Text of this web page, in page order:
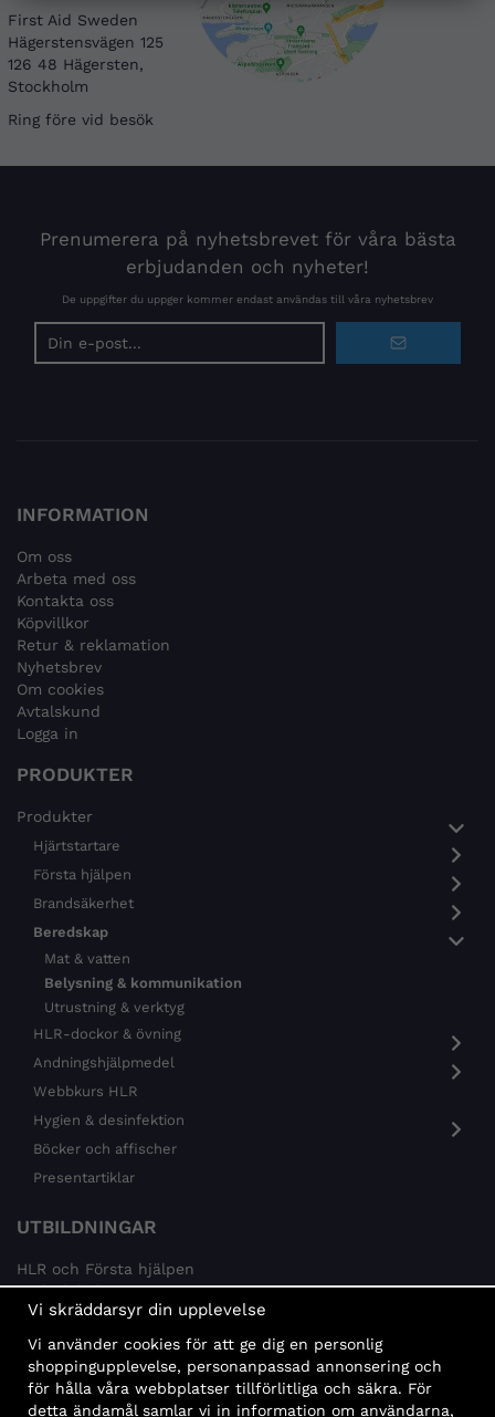
First Aid Sweden
Hägerstensvägen 125
126 48 Hägersten,
Stockholm
Ring före vid besök
Prenumerera på nyhetsbrevet för våra bästa
erbjudanden och nyheter!
De uppgifter du uppger kommer endast användas till våra nyhetsbrev
INFORMATION
Om oss
Arbeta med oss
Kontakta oss
Köpvillkor
Retur & reklamation
Nyhetsbrev
Om cookies
Avtalskund
Logga in
PRODUKTER
Produkter
Hjärtstartare
Första hjälpen
Brandsäkerhet
Beredskap
Mat & vatten
Belysning & kommunikation
Utrustning & verktyg
HLR-dockor & övning
Andningshjälpmedel
Webbkurs HLR
Hygien & desinfektion
Böcker och affischer
Presentartiklar
UTBILDNINGAR
HLR och Första hjälpen
Psykisk hälsa
Brandskydd
MÅLGRUPPER
Offentlig sektor och företag
Vi skräddarsyr din upplevelse
Vi använder cookies för att ge dig en personlig
shoppingupplevelse, personanpassad annonsering och
för hålla våra webbplatser tillförlitliga och säkra. För
detta ändamål samlar vi in information om användarna,